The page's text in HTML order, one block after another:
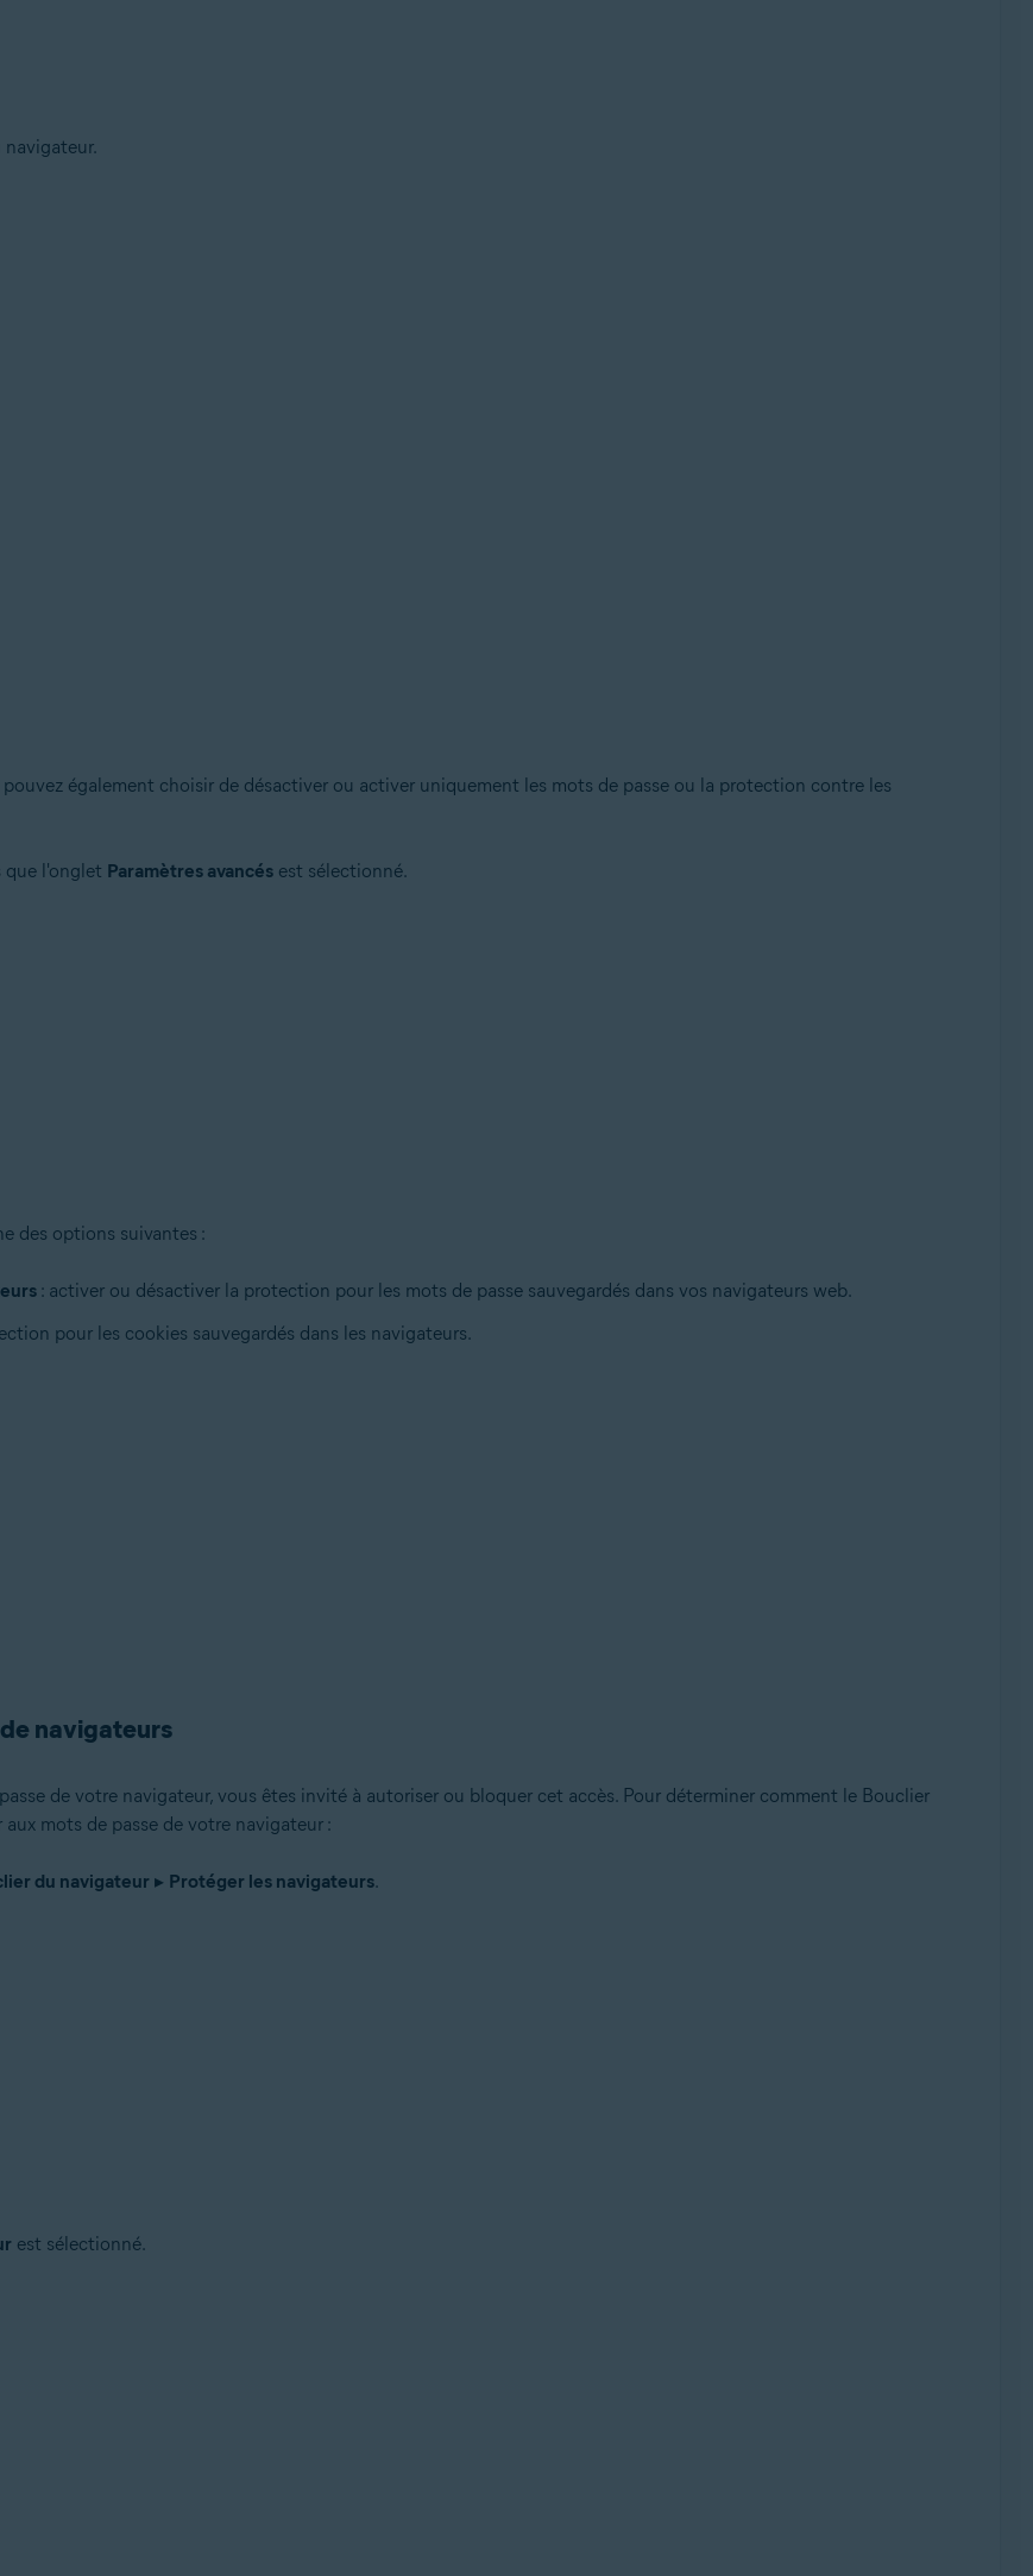
également choisir de désactiver ou activer uniquement les mots de passe ou la protection contre les
que l'onglet Paramètres avancésest sélectionné.
des options suivantes :
: activer ou désactiver la protection pour les mots de passe sauvegardés dans vos navigateurs web.
pour les cookies sauvegardés dans les navigateurs.
navigateurs
de votre navigateur, vous êtes invité à autoriser ou bloquer cet accès. Pour déterminer comment le Bouclier
mots de passe de votre navigateur :
du navigateur ▸ Protéger les navigateurs.
est sélectionné.